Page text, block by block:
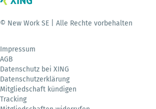
© New Work SE | Alle Rechte vorbehalten
Impressum
AGB
Datenschutz bei XING
Datenschutzerklärung
Mitgliedschaft kündigen
Tracking